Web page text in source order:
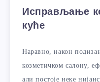
Исправљање
куће
Наравно, након
козметичком салону,
али постоје неке